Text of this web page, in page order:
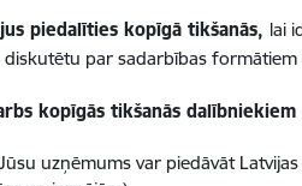
piedalīties kopīgā tikšanās, lai
diskutētu par sadarbības
kopīgās tikšanās
uzņēmums var piedāvāt